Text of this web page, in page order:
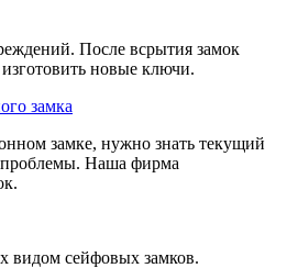
После всрытия замок
новые ключи.
замка
замке, нужно знать текущий
Наша фирма
видом сейфовых замков.